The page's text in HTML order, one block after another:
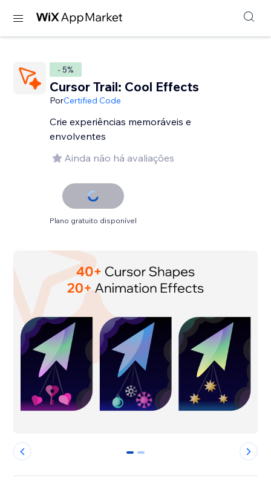
- 5%
Cursor Trail: Cool Effects
PorCertified Code
Crie experiências memoráveis e
envolventes
Ainda não há avaliações
Plano gratuito disponível
0 1